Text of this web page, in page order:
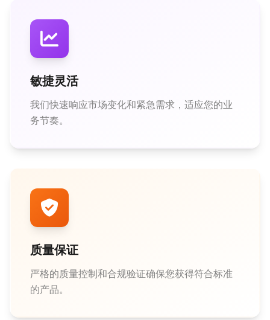
敏捷灵活
我们快速响应市场变化和紧急需求，适应您的业
务节奏。
质量保证
严格的质量控制和合规验证确保您获得符合标准
的产品。